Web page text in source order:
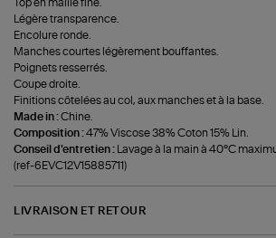
Top en maille fine.
Légère transparence.
Encolure ronde.
Manches courtes légèrement bouffantes.
Poignets resserrés.
Coupe droite.
Finitions côtelées au col, aux manches et à la base.
Made in :Chine.
Composition :47% Viscose 38% Coton 15% Lin.
Conseil d'entretien : Lavage à la main à 40°C
(ref-6EVC12V15885711)
LIVRAISON ET RETOUR